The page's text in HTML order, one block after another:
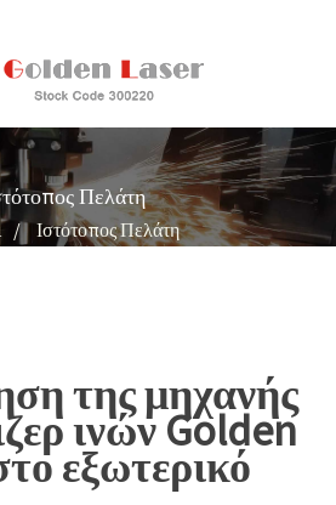
Πελάτη
Ιστότοπος Πελάτη
της μηχανής
ινών Golden
εξωτερικό